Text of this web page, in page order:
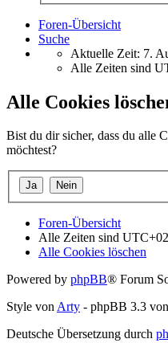
Foren-Übersicht
Suche
Aktuelle Zeit: 7.
Alle Zeiten sind
Alle Cookies
Bist du dir sicher, dass du alle
möchtest?
Foren-Übersicht
Alle Zeiten sind
Alle Cookies löschen
Powered by phpBB® Forum
Style von Arty - phpBB 3.3
Deutsche Übersetzung durch